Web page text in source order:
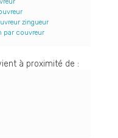
zingueur
par couvreur
à proximité de :